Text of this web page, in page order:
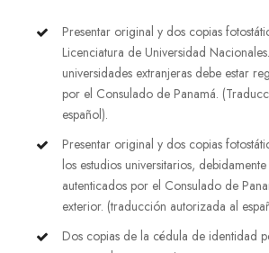
Presentar original y dos copias
Licenciatura de Universidad
universidades extranjeras debe estar
por el Consulado de Panamá.
español).
Presentar original y dos copias
los estudios universitarios,
autenticados por el Consulado de
exterior. (traducción autorizada al
Dos copias de la cédula de identidad